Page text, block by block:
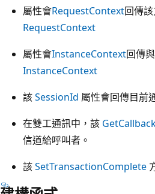
屬性會RequestContext回傳
RequestContext
屬性會InstanceContext回傳
InstanceContext
該SessionId 屬性會回傳目前
在雙工通訊中，該
信道給呼叫者。
該SetTransactionComplete